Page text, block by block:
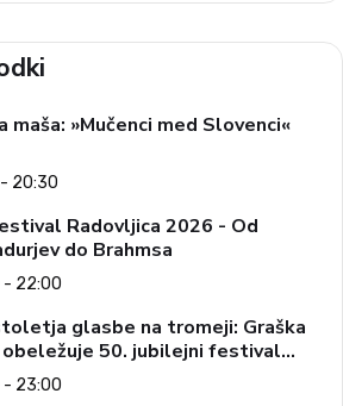
maša: »Mučenci med Slovenci«
20:30
Radovljica 2026 - Od
do Brahmsa
- 22:00
glasbe na tromeji: Graška
obeležuje 50. jubilejni festival
zabavne glasbe
- 23:00